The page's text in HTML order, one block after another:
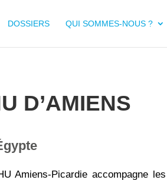
DOSSIERS QUI SOMMES-NOUS ?
D’AMIENS
Amiens-Picardie accompagne les